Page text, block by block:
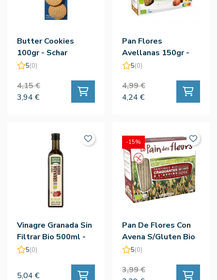
Butter Cookies
100gr - Schar
5(0)
4,15 €
3,94 €
Pan Flores
Avellanas 150gr -
Le Pain Des Fleurs
5(0)
4,99 €
4,24 €
Vinagre Granada Sin
Filtrar Bio 500ml -
Naturgreen
5(0)
5,04 €
Pan De Flores Con
Avena S/Gluten Bio
150g - Le Pain Des
5(0)
3,99 €
-15%